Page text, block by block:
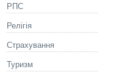
РПС
Релігія
Страхування
Туризм